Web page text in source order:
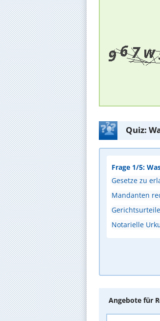
Quiz:
Frage 1/5:
Gesetze zu
Mandanten
Notarielle
Angebote für